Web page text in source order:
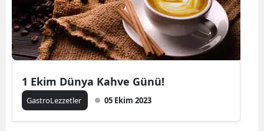
1 Ekim Dünya Kahve Günü!
GastroLezzetler 05 Ekim 2023